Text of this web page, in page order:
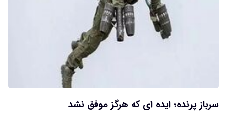
سرباز پرنده؛ ایده ای که هرگز موفق نشد